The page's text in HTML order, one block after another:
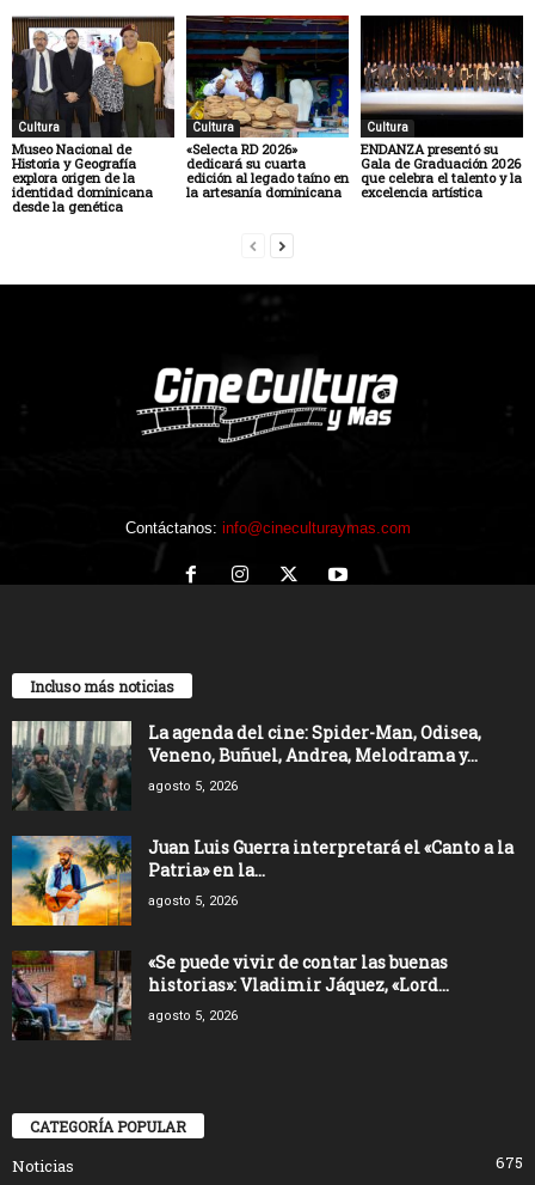
Cultura
Museo Nacional de
Historia y Geografía
explora origen de la
identidad dominicana
desde la genética
Cultura
«Selecta RD 2026»
dedicará su cuarta
edición al legado taíno en
la artesanía dominicana
Cultura
ENDANZA presentó su
Gala de Graduación 2026
que celebra el talento y la
excelencia artística
Contáctanos: info@cineculturaymas.com
Incluso más noticias
La agenda del cine: Spider-Man, Odisea,
Veneno, Buñuel, Andrea, Melodrama y...
agosto 5, 2026
Juan Luis Guerra interpretará el «Canto a la
Patria» en la...
agosto 5, 2026
«Se puede vivir de contar las buenas
historias»: Vladimir Jáquez, «Lord...
agosto 5, 2026
CATEGORÍA POPULAR
Noticias 675